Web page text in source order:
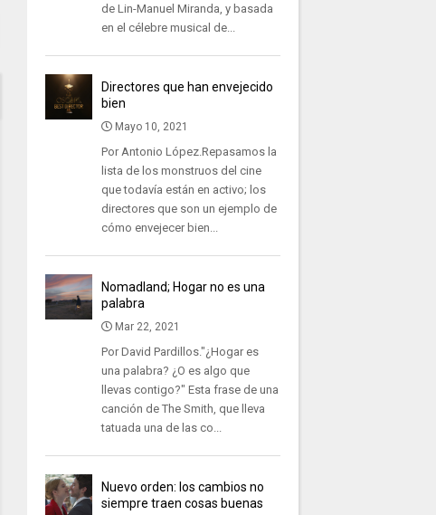
de Lin-Manuel Miranda, y basada
en el célebre musical de...
Directores que han envejecido
bien
Mayo 10, 2021
Por Antonio López.Repasamos la
lista de los monstruos del cine
que todavía están en activo; los
directores que son un ejemplo de
cómo envejecer bien...
Nomadland; Hogar no es una
palabra
Mar 22, 2021
Por David Pardillos."¿Hogar es
una palabra? ¿O es algo que
llevas contigo?" Esta frase de una
canción de The Smith, que lleva
tatuada una de las co...
Nuevo orden: los cambios no
siempre traen cosas buenas